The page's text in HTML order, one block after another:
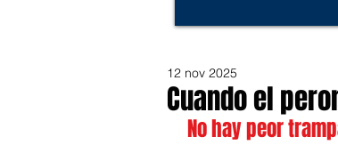
Cuando el
12 nov 2025
No hay peor